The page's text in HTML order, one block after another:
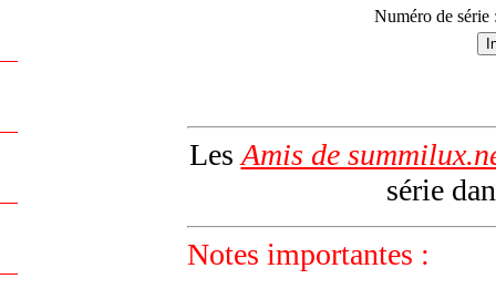
Numéro de série
Les Amis de
série
Notes importantes :